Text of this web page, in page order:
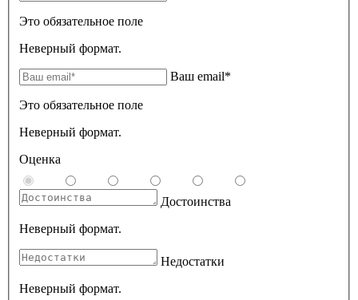
Это обязательное поле
Неверный формат.
Ваш email*
Это обязательное поле
Неверный формат.
Оценка
Достоинства
Неверный формат.
Недостатки
Неверный формат.